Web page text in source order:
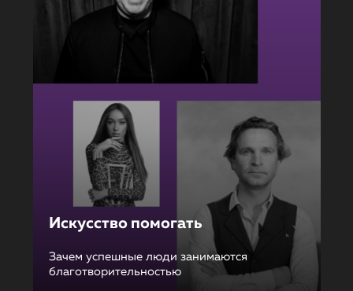
Искусство помогать
Зачем успешные люди занимаются
благотворительностью